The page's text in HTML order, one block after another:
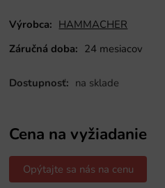
Výrobca: HAMMACHER
Záručná doba: 24 mesiacov
Dostupnosť: na sklade
Cena na vyžiadanie
Opýtajte sa nás na cenu